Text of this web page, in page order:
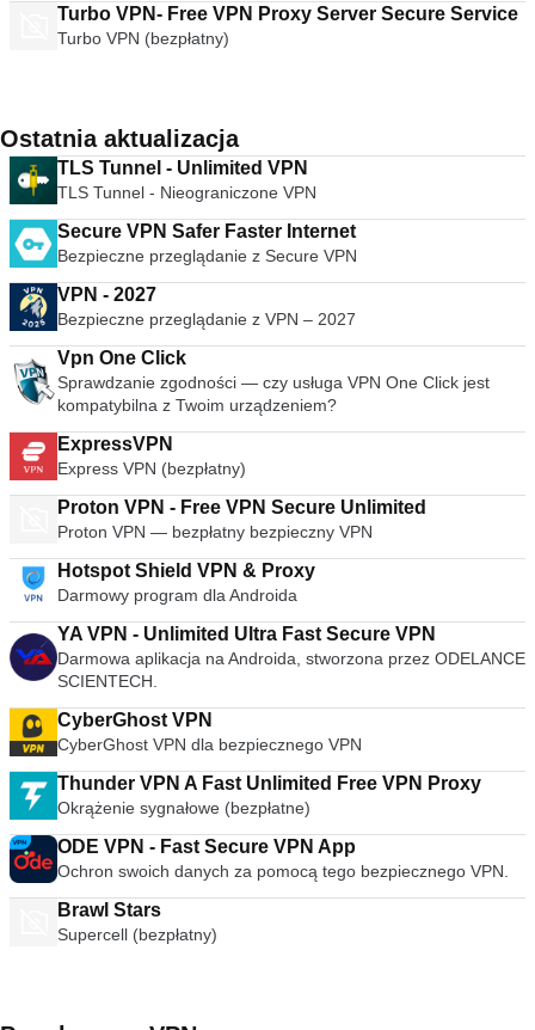
Turbo VPN- Free VPN Proxy Server Secure Service
Turbo VPN (bezpłatny)
Ostatnia aktualizacja
TLS Tunnel - Unlimited VPN
TLS Tunnel - Nieograniczone VPN
Secure VPN Safer Faster Internet
Bezpieczne przeglądanie z Secure VPN
VPN - 2027
Bezpieczne przeglądanie z VPN – 2027
Vpn One Click
Sprawdzanie zgodności — czy usługa VPN One Click jest
kompatybilna z Twoim urządzeniem?
ExpressVPN
Express VPN (bezpłatny)
Proton VPN - Free VPN Secure Unlimited
Proton VPN — bezpłatny bezpieczny VPN
Hotspot Shield VPN & Proxy
Darmowy program dla Androida
YA VPN - Unlimited Ultra Fast Secure VPN
Darmowa aplikacja na Androida, stworzona przez ODELANCE
SCIENTECH.
CyberGhost VPN
CyberGhost VPN dla bezpiecznego VPN
Thunder VPN A Fast Unlimited Free VPN Proxy
Okrążenie sygnałowe (bezpłatne)
ODE VPN - Fast Secure VPN App
Ochron swoich danych za pomocą tego bezpiecznego VPN.
Brawl Stars
Supercell (bezpłatny)